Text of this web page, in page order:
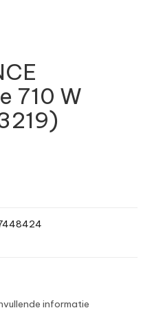
710 W
informatie